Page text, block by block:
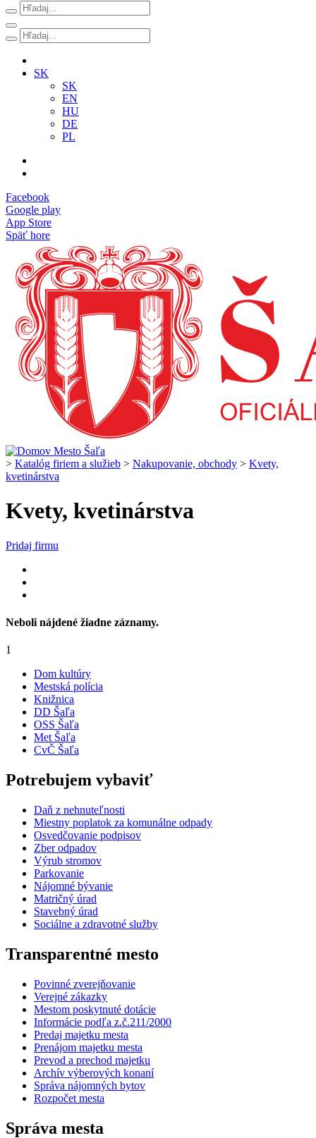
SK
SK
EN
HU
DE
PL
Facebook
Google play
App Store
Späť hore
> Katalóg firiem a služieb > Nakupovanie, obchody > Kvety,
kvetinárstva
Kvety, kvetinárstva
Pridaj firmu
Neboli nájdené žiadne záznamy.
1
Dom kultúry
Mestská polícia
Knižnica
DD Šaľa
OSS Šaľa
Met Šaľa
CvČ Šaľa
Potrebujem vybaviť
Daň z nehnuteľnosti
Miestny poplatok za komunálne odpady
Osvedčovanie podpisov
Zber odpadov
Výrub stromov
Parkovanie
Nájomné bývanie
Matričný úrad
Stavebný úrad
Sociálne a zdravotné služby
Transparentné mesto
Povinné zverejňovanie
Verejné zákazky
Mestom poskytnuté dotácie
Informácie podľa z.č.211/2000
Predaj majetku mesta
Prenájom majetku mesta
Prevod a prechod majetku
Archív výberových konaní
Správa nájomných bytov
Rozpočet mesta
Správa mesta